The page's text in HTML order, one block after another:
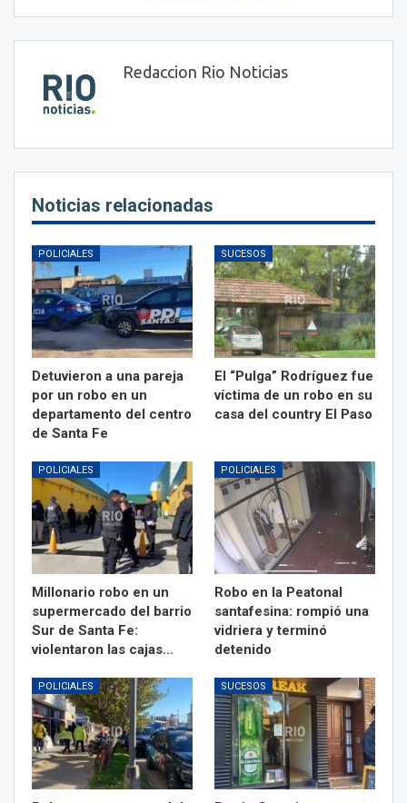
Redaccion Rio Noticias
Noticias relacionadas
POLICIALES
Detuvieron a una pareja
por un robo en un
departamento del centro
de Santa Fe
SUCESOS
El “Pulga” Rodríguez fue
víctima de un robo en su
casa del country El Paso
POLICIALES
Millonario robo en un
supermercado del barrio
Sur de Santa Fe:
violentaron las cajas…
POLICIALES
Robo en la Peatonal
santafesina: rompió una
vidriera y terminó
detenido
POLICIALES SUCESOS